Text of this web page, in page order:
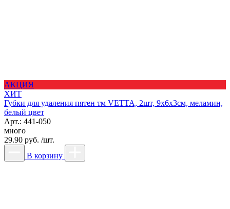
АКЦИЯ
ХИТ
Губки для удаления пятен тм VETTA, 2шт, 9х6х3см, меламин,
белый цвет
Арт.: 441-050
много
29.90 руб. /шт.
В корзину